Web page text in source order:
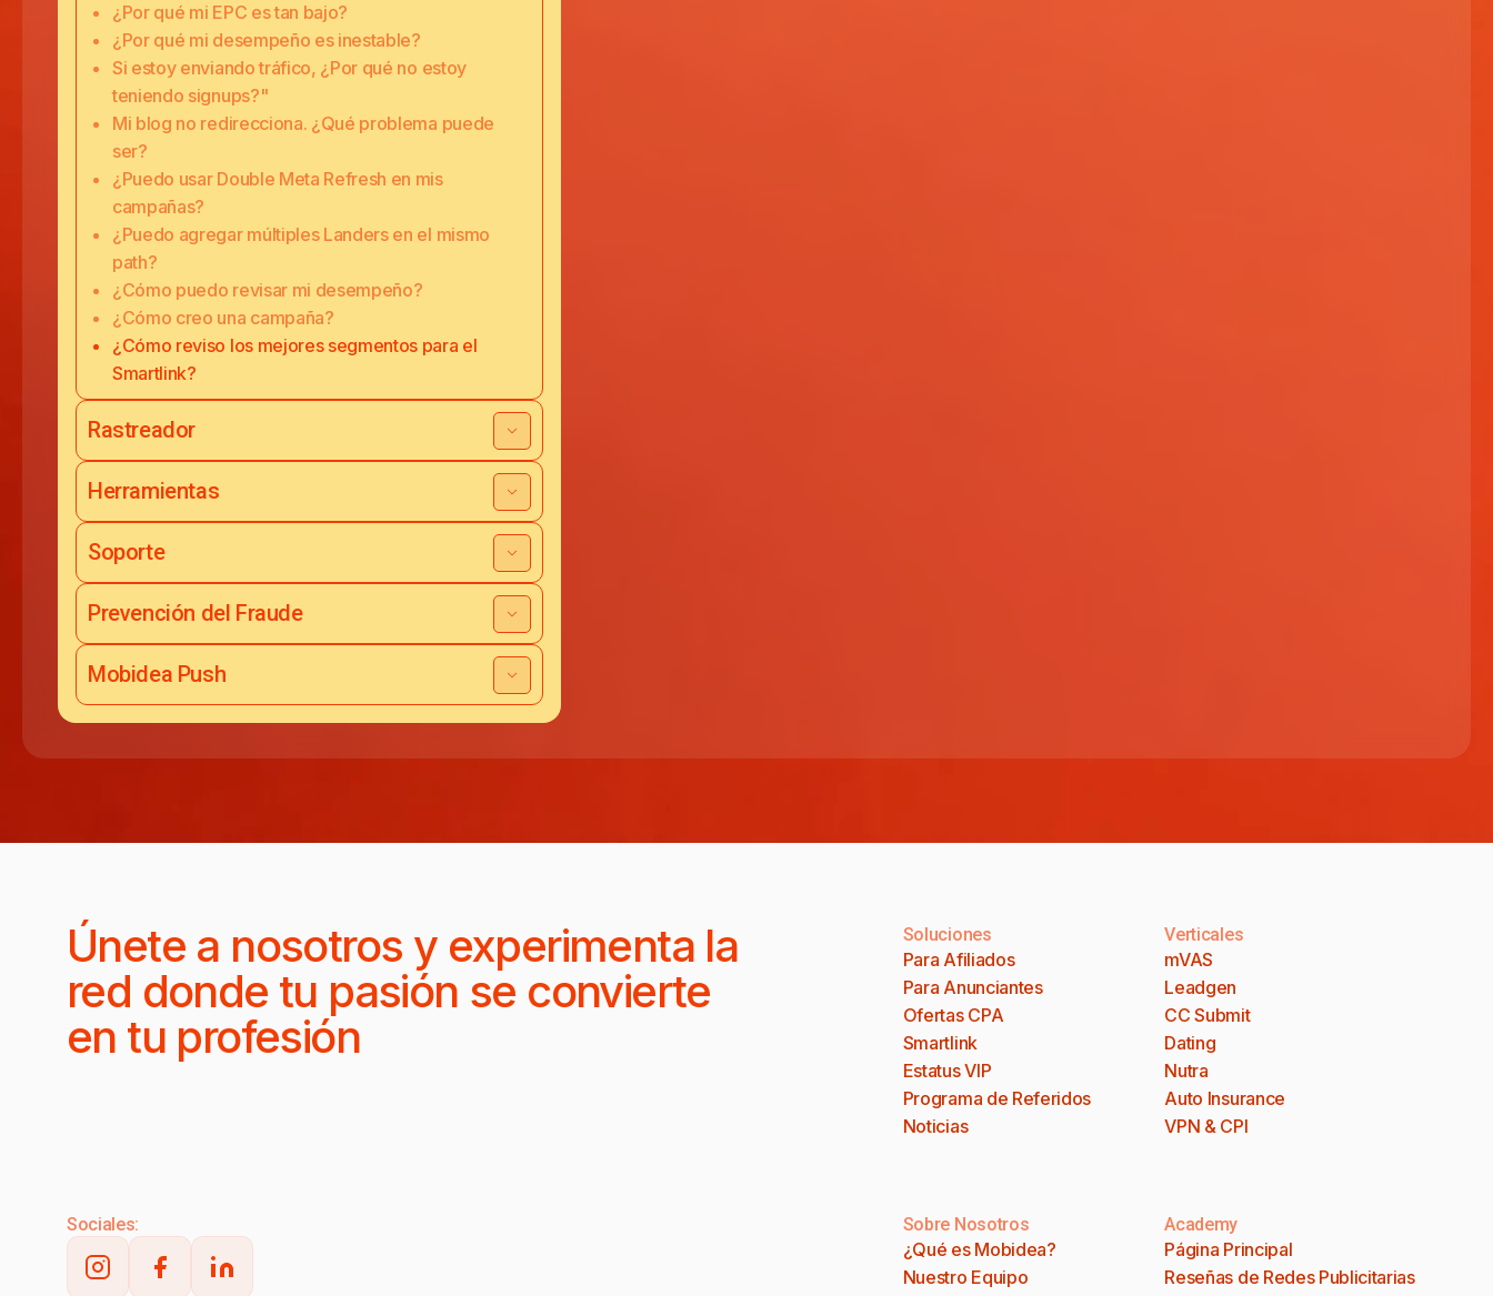
¿Por qué mi EPC es tan bajo?
¿Por qué mi desempeño es inestable?
Si estoy enviando tráfico, ¿Por qué no estoy
teniendo signups?"
Mi blog no redirecciona. ¿Qué problema puede
ser?
¿Puedo usar Double Meta Refresh en mis
campañas?
¿Puedo agregar múltiples Landers en el mismo
path?
¿Cómo puedo revisar mi desempeño?
¿Cómo creo una campaña?
¿Cómo reviso los mejores segmentos para el
Smartlink?
Rastreador
Herramientas
Soporte
Prevención del Fraude
Mobidea Push
Únete a nosotros y experimenta la
red donde tu pasión se convierte
en tu profesión
Soluciones
Para Afiliados
Para Anunciantes
Ofertas CPA
Smartlink
Estatus VIP
Programa de Referidos
Noticias
Verticales
mVAS
Leadgen
CC Submit
Dating
Nutra
Auto Insurance
VPN & CPI
Sociales: Sobre Nosotros
¿Qué es Mobidea?
Nuestro Equipo
Academy
Página Principal
Reseñas de Redes Publicitarias